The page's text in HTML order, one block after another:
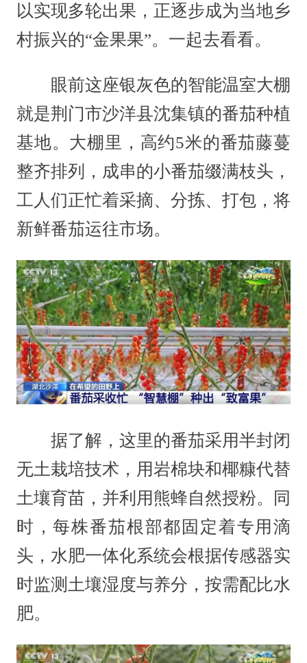
以实现多轮出果，正逐步成为当地乡
村振兴的“金果果”。一起去看看。
眼前这座银灰色的智能温室大棚
就是荆门市沙洋县沈集镇的番茄种植
基地。大棚里，高约5米的番茄藤蔓
整齐排列，成串的小番茄缀满枝头，
工人们正忙着采摘、分拣、打包，将
新鲜番茄运往市场。
据了解，这里的番茄采用半封闭
无土栽培技术，用岩棉块和椰糠代替
土壤育苗，并利用熊蜂自然授粉。同
时，每株番茄根部都固定着专用滴
头，水肥一体化系统会根据传感器实
时监测土壤湿度与养分，按需配比水
肥。